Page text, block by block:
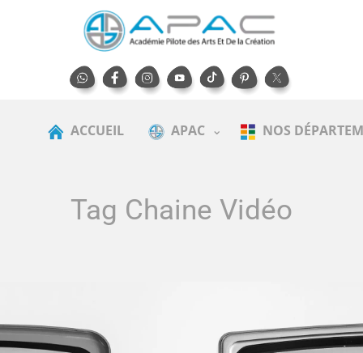
ACCUEIL APAC NOS
Tag Chaine Vidéo